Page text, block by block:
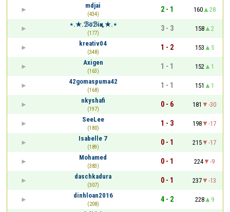
mdjai
(434)
2 - 1 160
28
⋆.★.ℬöℬiқℯ.★.⋆
(177)
3 - 3 158
2
kreativ04
(348)
1 - 2 153
5
Axigen
(163)
1 - 1 152
1
42gomaspuma42
(168)
1 - 1 151
1
nkyshafi
(197)
0 - 6 181
-30
SeeLee
(180)
1 - 3 198
-17
Isabelle 7
(189)
0 - 1 215
-17
Mohamed
(383)
0 - 1 224
-9
daschkadura
(307)
0 - 1 237
-13
dinhloan2016
(208)
4 - 2 228
9